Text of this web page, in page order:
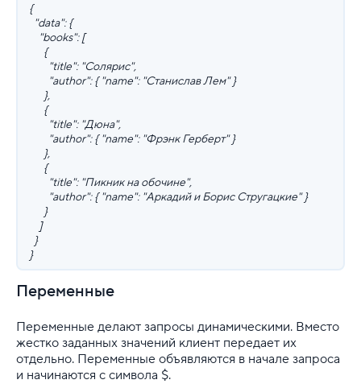
{
"data": {
"books": [
{
"title": "Солярис",
"author": { "name": "Станислав Лем" }
},
{
"title": "Дюна",
"author": { "name": "Фрэнк Герберт" }
},
{
"title": "Пикник на обочине",
"author": { "name": "Аркадий и Борис Стругацкие" }
}
]
}
}
Переменные
Переменные делают запросы динамическими. Вместо
жестко заданных значений клиент передает их
отдельно. Переменные объявляются в начале запроса
и начинаются с символа $.